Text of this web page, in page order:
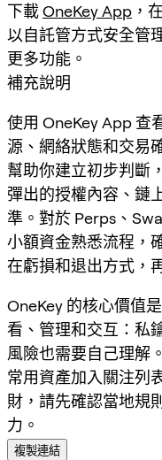
下載OneKey App ，
以自託管方式安全管
更多功能。
補充說明
使用 OneKey App 查
源、網絡狀態和交易
幫助你建立初步判斷
彈出的授權內容、鏈
準。對於 Perps、
小額資金熟悉流程，
在虧損和退出方式，
OneKey 的核心價值
看、管理和交互：私
風險也需要自己理解
常用資產加入關注列
財，請先確認當地規
力。
複製連結